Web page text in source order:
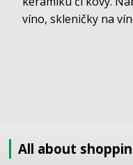
víno, skleničky na
All about